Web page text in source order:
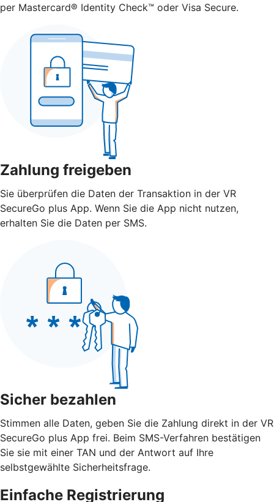
per Mastercard® Identity Check™ oder Visa Secure.
Zahlung freigeben
Sie überprüfen die Daten der Transaktion in der VR
SecureGo plus App. Wenn Sie die App nicht nutzen,
erhalten Sie die Daten per SMS.
Sicher bezahlen
Stimmen alle Daten, geben Sie die Zahlung direkt in der VR
SecureGo plus App frei. Beim SMS-Verfahren bestätigen
Sie sie mit einer TAN und der Antwort auf Ihre
selbstgewählte Sicherheitsfrage.
Einfache Registrierung